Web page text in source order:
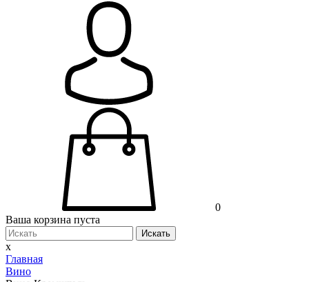
0
Ваша корзина пуста
Искать
x
Главная
Вино